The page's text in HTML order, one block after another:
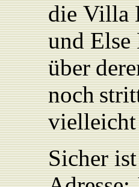
die Villa
und Else
über
noch
vielleicht
Sicher ist